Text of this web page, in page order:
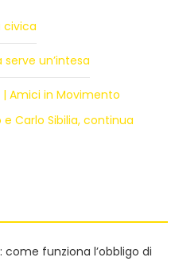
civica
un’intesa
Amici in Movimento
e Carlo Sibilia, continua
funziona l’obbligo di